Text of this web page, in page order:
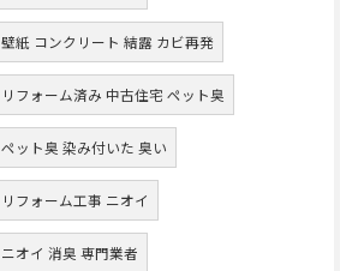
壁紙 コンクリート 結露 カビ再発
リフォーム済み 中古住宅 ペット臭
ペット臭 染み付いた 臭い
リフォーム工事 ニオイ
ニオイ 消臭 専門業者